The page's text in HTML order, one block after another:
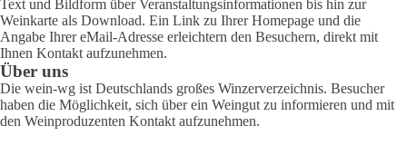
Text und Bildform über Veranstaltungsinformationen bis hin zur
Weinkarte als Download. Ein Link zu Ihrer Homepage und die
Angabe Ihrer eMail-Adresse erleichtern den Besuchern, direkt mit
Ihnen Kontakt aufzunehmen.
Über uns
Die wein-wg ist Deutschlands großes Winzerverzeichnis. Besucher
haben die Möglichkeit, sich über ein Weingut zu informieren und mit
den Weinproduzenten Kontakt aufzunehmen.